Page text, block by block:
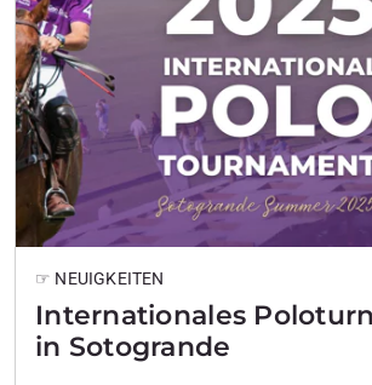
Internationales
in Sotogrande
☞ NEUIGKEITEN